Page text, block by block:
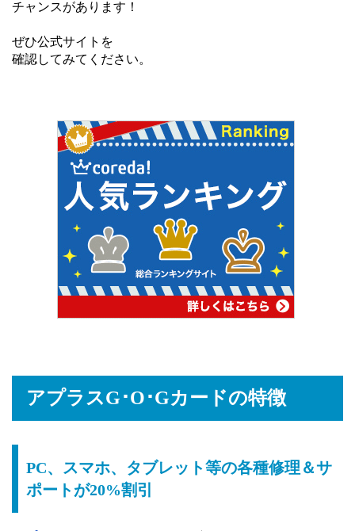
チャンスがあります！
ぜひ公式サイトを
確認してみてください。
アプラスG･O･Gカードの特徴
PC、スマホ、タブレット等の各種修理＆サ
ポートが20%割引